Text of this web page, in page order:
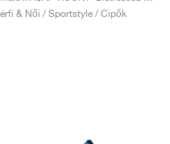
& Női / Sportstyle / Cipők